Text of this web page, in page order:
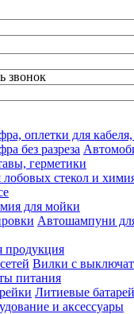
звонок
оплетки для
без разреза
герметики
стекол и
для мойки
Автошампуни
продукция
Вилки с
питания
Литиевые
и аксессуары